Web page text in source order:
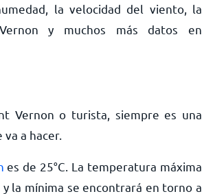
la velocidad del viento, la
y muchos más datos en
Vernon o turista, siempre es una
a hacer.
es de 25°C . La temperatura máxima
y la mínima se encontrará en torno a